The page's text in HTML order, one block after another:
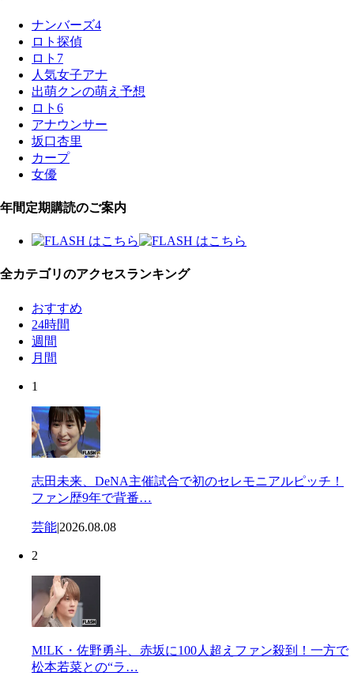
ナンバーズ4
ロト探偵
ロト7
人気女子アナ
出萌クンの萌え予想
ロト6
アナウンサー
坂口杏里
カープ
女優
年間定期購読のご案内
全カテゴリのアクセスランキング
おすすめ
24時間
週間
月間
1
志田未来、DeNA主催試合で初のセレモニアルピッチ！
ファン歴9年で背番…
芸能|2026.08.08
2
M!LK・佐野勇斗、赤坂に100人超えファン殺到！一方で
松本若菜との“ラ…